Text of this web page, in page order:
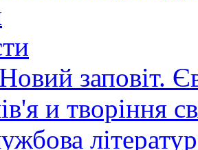
заповіт.
и творіння